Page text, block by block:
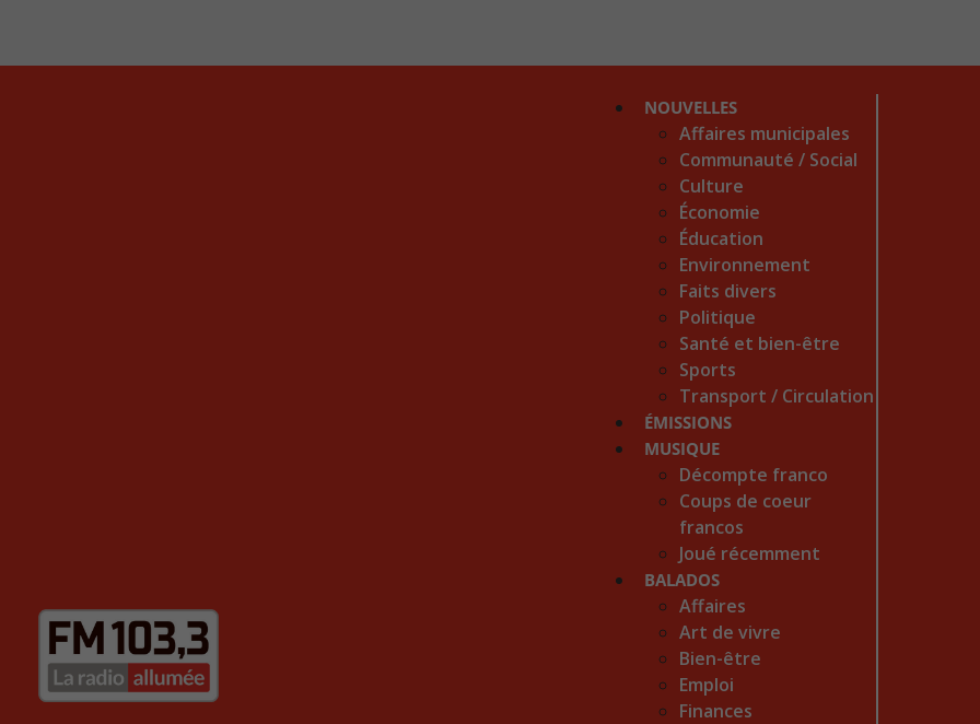
NOUVELLES
Affaires municipales
Communauté / Social
Culture
Économie
Éducation
Environnement
Faits divers
Politique
Santé et bien-être
Sports
Transport / Circulation
ÉMISSIONS
MUSIQUE
Décompte franco
Coups de coeur
francos
Joué récemment
BALADOS
Affaires
Art de vivre
Bien-être
Emploi
Finances